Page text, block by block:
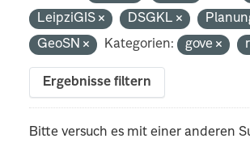
LeipziGIS
DSGKL
GeoSN
Kategorien: gove
Ergebnisse filtern
Bitte versuch es mit einer anderen